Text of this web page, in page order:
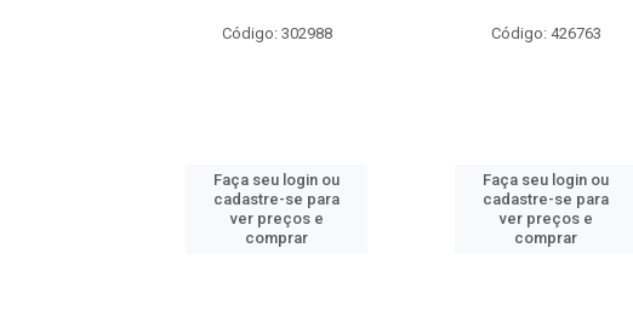
Código: 302988
Faça seu login ou
cadastre-se para
ver preços e
comprar
Código: 426763
Faça seu login ou
cadastre-se para
ver preços e
comprar